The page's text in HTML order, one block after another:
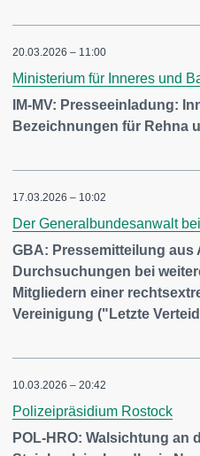
20.03.2026 – 11:00
Ministerium für Inneres und
IM-MV: Presseeinladung:
Bezeichnungen für Rehna
17.03.2026 – 10:02
Der Generalbundesanwalt
GBA: Pressemitteilung aus
Durchsuchungen bei
Mitgliedern einer
Vereinigung ("Letzte
10.03.2026 – 20:42
Polizeipräsidium Rostock
POL-HRO: Walsichtung an